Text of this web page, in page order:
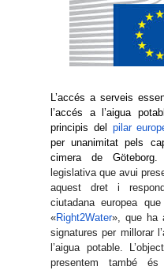
L’accés a serveis
l’accés a l’aigua
principis del pilar
per unanimitat pels
cimera de Göteborg.
legislativa que avui
aquest dret i
ciutadana europea
«Right2Water», que ha
signatures per millorar
l’aigua potable.
presentem també és